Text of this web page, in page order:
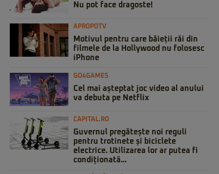
Nu pot face dragoste!
APROPOTV
Motivul pentru care băieții răi din
filmele de la Hollywood nu folosesc
iPhone
GO4GAMES
Cel mai așteptat joc video al anului
va debuta pe Netflix
CAPITAL.RO
Guvernul pregătește noi reguli
pentru trotinete și biciclete
electrice. Utilizarea lor ar putea fi
condiționată...